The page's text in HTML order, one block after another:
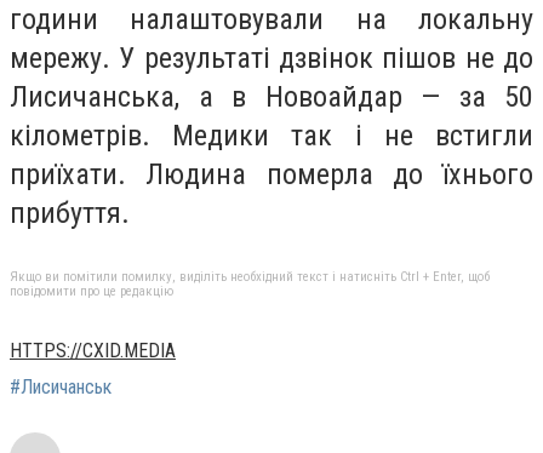
години налаштовували на локальну
мережу. У результаті дзвінок пішов не до
Лисичанська, а в Новоайдар — за 50
кілометрів. Медики так і не встигли
приїхати. Людина померла до їхнього
прибуття.
Якщо ви помітили помилку, виділіть необхідний текст і натисніть Ctrl + Enter, щоб
повідомити про це редакцію
HTTPS://CXID.MEDIA
#Лисичанськ